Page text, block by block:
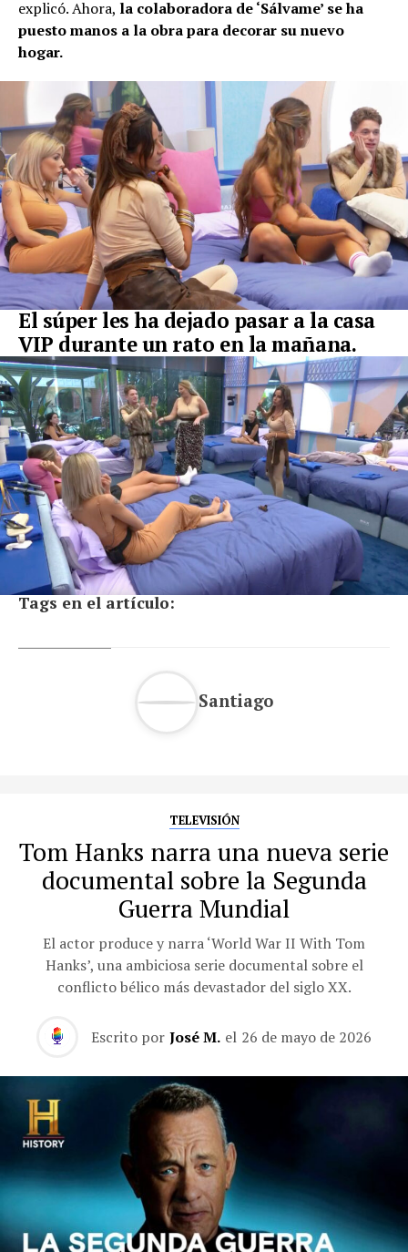
explicó. Ahora, la colaboradora de ‘Sálvame’ se ha
puesto manos a la obra para decorar su nuevo
hogar.
El súper les ha dejado pasar a la casa
VIP durante un rato en la mañana.
Tags en el artículo:
Santiago
TELEVISIÓN
Tom Hanks narra una nueva serie
documental sobre la Segunda
Guerra Mundial
El actor produce y narra ‘World War II With Tom
Hanks’, una ambiciosa serie documental sobre el
conflicto bélico más devastador del siglo XX.
Escrito por José M. el 26 de mayo de 2026